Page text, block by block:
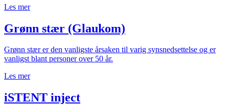
Les mer
Grønn stær (Glaukom)
Grønn stær er den vanligste årsaken til varig synsnedsettelse og er
vanligst blant personer over 50 år.
Les mer
iSTENT inject